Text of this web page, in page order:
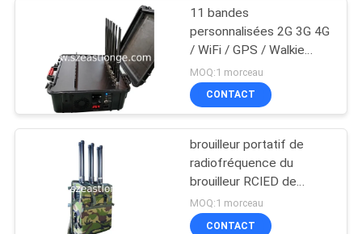
11 bandes
personnalisées 2G 3G 4G
/ WiFi / GPS / Walkie
Talkie signal brouilleur
portable 60W haute
puissance
MOQ:1 morceau
CONTACT
brouilleur portatif de
radiofréquence du
brouilleur RCIED de
téléphone portable de
radio de 80m
MOQ:1 morceau
CONTACT